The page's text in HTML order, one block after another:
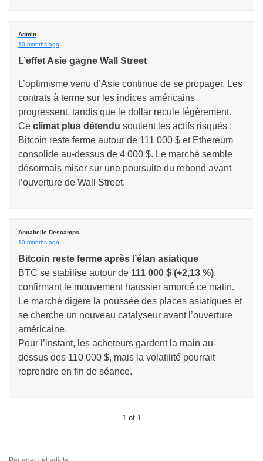
Admin
10 months ago
L’effet Asie gagne Wall Street
L’optimisme venu d’Asie continue de se propager. Les
contrats à terme sur les indices américains
progressent, tandis que le dollar recule légèrement.
Ce climat plus détendu soutient les actifs risqués :
Bitcoin reste ferme autour de 111 000 $ et Ethereum
consolide au-dessus de 4 000 $. Le marché semble
désormais miser sur une poursuite du rebond avant
l’ouverture de Wall Street.
Annabelle Descamps
10 months ago
Bitcoin reste ferme après l’élan asiatique
BTC se stabilise autour de 111 000 $ (+2,13 %),
confirmant le mouvement haussier amorcé ce matin.
Le marché digère la poussée des places asiatiques et
se cherche un nouveau catalyseur avant l’ouverture
américaine.
Pour l’instant, les acheteurs gardent la main au-
dessus des 110 000 $, mais la volatilité pourrait
reprendre en fin de séance.
1 of 1